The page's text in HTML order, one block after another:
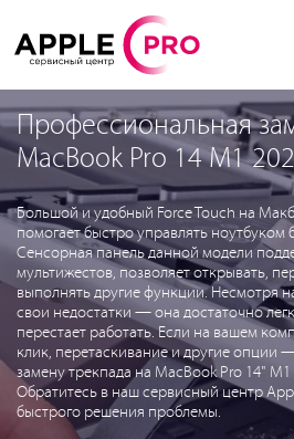
Профессиональная
MacBook Pro 14 М1
Большой и удобный Force Touch на
помогает быстро управлять
Сенсорная панель данной модели
мультижестов, позволяет открывать,
выполнять другие функции. Несмотря
свои недостатки — она достаточно
перестает работать. Если на вашем
клик, перетаскивание и другие опции
замену трекпада на MacBook Pro 14"
Обратитесь в наш сервисный центр
быстрого решения проблемы.